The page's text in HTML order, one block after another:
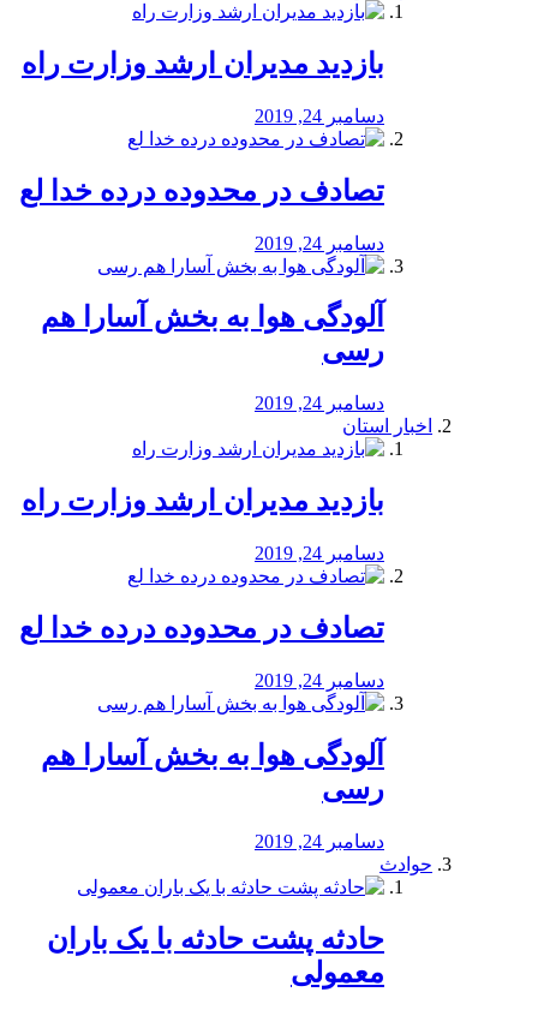
بازدید مدیران ارشد وزارت راه
دسامبر 24, 2019
تصادف در محدوده درده خدا لع
دسامبر 24, 2019
آلودگی هوا به بخش آسارا هم
رسی
دسامبر 24, 2019
اخبار استان
بازدید مدیران ارشد وزارت راه
دسامبر 24, 2019
تصادف در محدوده درده خدا لع
دسامبر 24, 2019
آلودگی هوا به بخش آسارا هم
رسی
دسامبر 24, 2019
حوادث
️حادثه پشت حادثه با یک باران
معمولی